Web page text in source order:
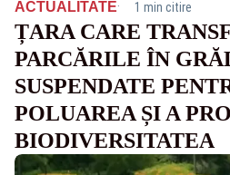
ACTUALITATE· 1 min citire
ȚARA CARE
PARCĂRILE ÎN
SUSPENDATE
POLUAREA ȘI A
BIODIVERSITATEA